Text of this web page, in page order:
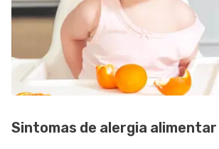
Sintomas de alergia alimentar